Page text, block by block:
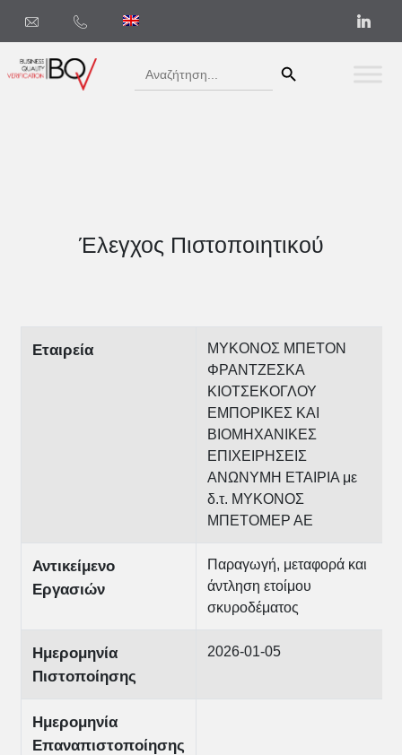
Search
for:
Έλεγχος Πιστοποιητικού
Εταιρεία
ΜΥΚΟΝΟΣ ΜΠΕΤΟΝ
ΦΡΑΝΤΖΕΣΚΑ
ΚΙΟΤΣΕΚΟΓΛΟΥ
ΕΜΠΟΡΙΚΕΣ ΚΑΙ
ΒΙΟΜΗΧΑΝΙΚΕΣ
ΕΠΙΧΕΙΡΗΣΕΙΣ
ΑΝΩΝΥΜΗ ΕΤΑΙΡΙΑ με
δ.τ. ΜΥΚΟΝΟΣ
ΜΠΕΤΟΜΕΡ ΑΕ
Αντικείμενο
Εργασιών
Παραγωγή, μεταφορά και
άντληση ετοίμου
σκυροδέματος
Ημερομηνία
Πιστοποίησης
2026-01-05
Ημερομηνία
Επαναπιστοποίησης